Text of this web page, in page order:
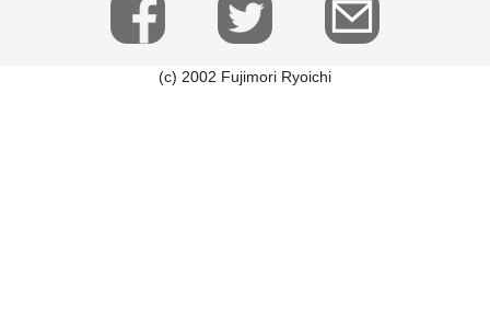
(c) 2002 Fujimori Ryoichi